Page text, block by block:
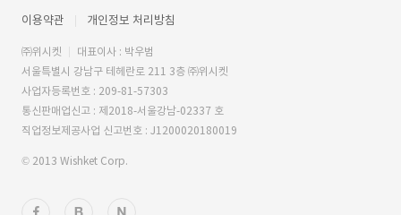
이용약관 개인정보 처리방침
㈜위시켓
대표이사 : 박우범
서울특별시 강남구 테헤란로 211 3층 ㈜위시켓
사업자등록번호 : 209-81-57303
통신판매업신고 : 제2018-서울강남-02337 호
직업정보제공사업 신고번호 : J1200020180019
© 2013 Wishket Corp.